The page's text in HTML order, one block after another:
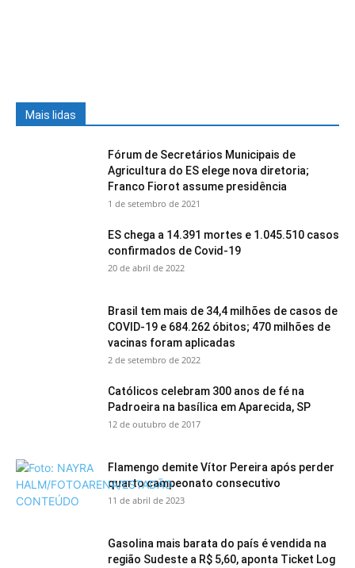
Mais lidas
Fórum de Secretários Municipais de
Agricultura do ES elege nova diretoria;
Franco Fiorot assume presidência
1 de setembro de 2021
ES chega a 14.391 mortes e 1.045.510 casos
confirmados de Covid-19
20 de abril de 2022
Brasil tem mais de 34,4 milhões de casos de
COVID-19 e 684.262 óbitos; 470 milhões de
vacinas foram aplicadas
2 de setembro de 2022
Católicos celebram 300 anos de fé na
Padroeira na basílica em Aparecida, SP
12 de outubro de 2017
Flamengo demite Vítor Pereira após perder
quarto campeonato consecutivo
11 de abril de 2023
Gasolina mais barata do país é vendida na
região Sudeste a R$ 5,60, aponta Ticket Log